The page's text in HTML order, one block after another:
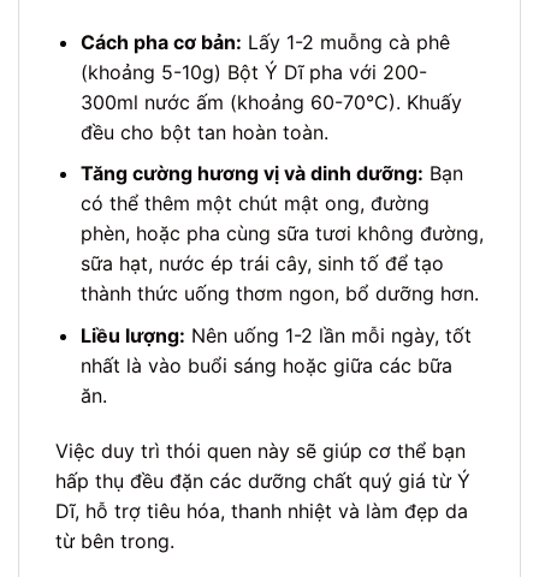
Cách pha cơ bản: Lấy 1-2 muỗng cà phê
(khoảng 5-10g) Bột Ý Dĩ pha với 200-
300ml nước ấm (khoảng 60-70°C). Khuấy
đều cho bột tan hoàn toàn.
Tăng cường hương vị và dinh dưỡng: Bạn
có thể thêm một chút mật ong, đường
phèn, hoặc pha cùng sữa tươi không đường,
sữa hạt, nước ép trái cây, sinh tố để tạo
thành thức uống thơm ngon, bổ dưỡng hơn.
Liều lượng: Nên uống 1-2 lần mỗi ngày, tốt
nhất là vào buổi sáng hoặc giữa các bữa
ăn.
Việc duy trì thói quen này sẽ giúp cơ thể bạn
hấp thụ đều đặn các dưỡng chất quý giá từ Ý
Dĩ, hỗ trợ tiêu hóa, thanh nhiệt và làm đẹp da
từ bên trong.